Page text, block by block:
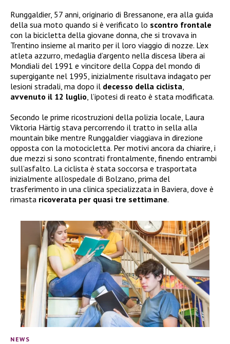
Runggaldier, 57 anni, originario di Bressanone, era alla guida
della sua moto quando si è verificato lo scontro frontale
con la bicicletta della giovane donna, che si trovava in
Trentino insieme al marito per il loro viaggio di nozze. L’ex
atleta azzurro, medaglia d’argento nella discesa libera ai
Mondiali del 1991 e vincitore della Coppa del mondo di
supergigante nel 1995, inizialmente risultava indagato per
lesioni stradali, ma dopo il decesso della ciclista,
avvenuto il 12 luglio, l’ipotesi di reato è stata modificata.
Secondo le prime ricostruzioni della polizia locale, Laura
Viktoria Härtig stava percorrendo il tratto in sella alla
mountain bike mentre Runggaldier viaggiava in direzione
opposta con la motocicletta. Per motivi ancora da chiarire, i
due mezzi si sono scontrati frontalmente, finendo entrambi
sull’asfalto. La ciclista è stata soccorsa e trasportata
inizialmente all’ospedale di Bolzano, prima del
trasferimento in una clinica specializzata in Baviera, dove è
rimasta ricoverata per quasi tre settimane.
NEWS